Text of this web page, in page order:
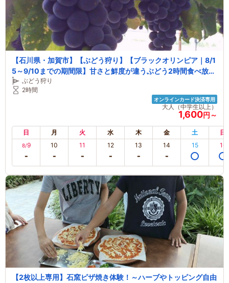
【石川県・加賀市】【ぶどう狩り】【ブラックオリンピア｜8/1
5～9/10までの期間限】甘さと鮮度が違うぶどう2時間食べ放題
♪テーブルご用意ありますのでゆっくり体験可能！ファミリーに
嬉しい3歳未満無料♪
ぶどう狩り
2時間
オンラインカード決済専用
大人（中学生以上）
1,600円～
日 月 火 水 木 金 土 日
8/9 10 11 12 13 14 15 16
【2枚以上専用】石窯ピザ焼き体験！～ハーブやトッピング自由